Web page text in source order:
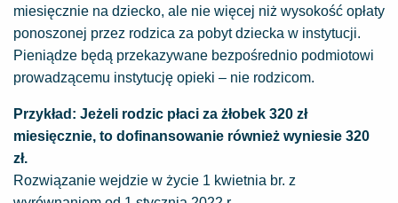
miesięcznie na dziecko, ale nie więcej niż wysokość opłaty
ponoszonej przez rodzica za pobyt dziecka w instytucji.
Pieniądze będą przekazywane bezpośrednio podmiotowi
prowadzącemu instytucję opieki – nie rodzicom.
Przykład: Jeżeli rodzic płaci za żłobek 320 zł
miesięcznie, to dofinansowanie również wyniesie 320
zł.
Rozwiązanie wejdzie w życie 1 kwietnia br. z